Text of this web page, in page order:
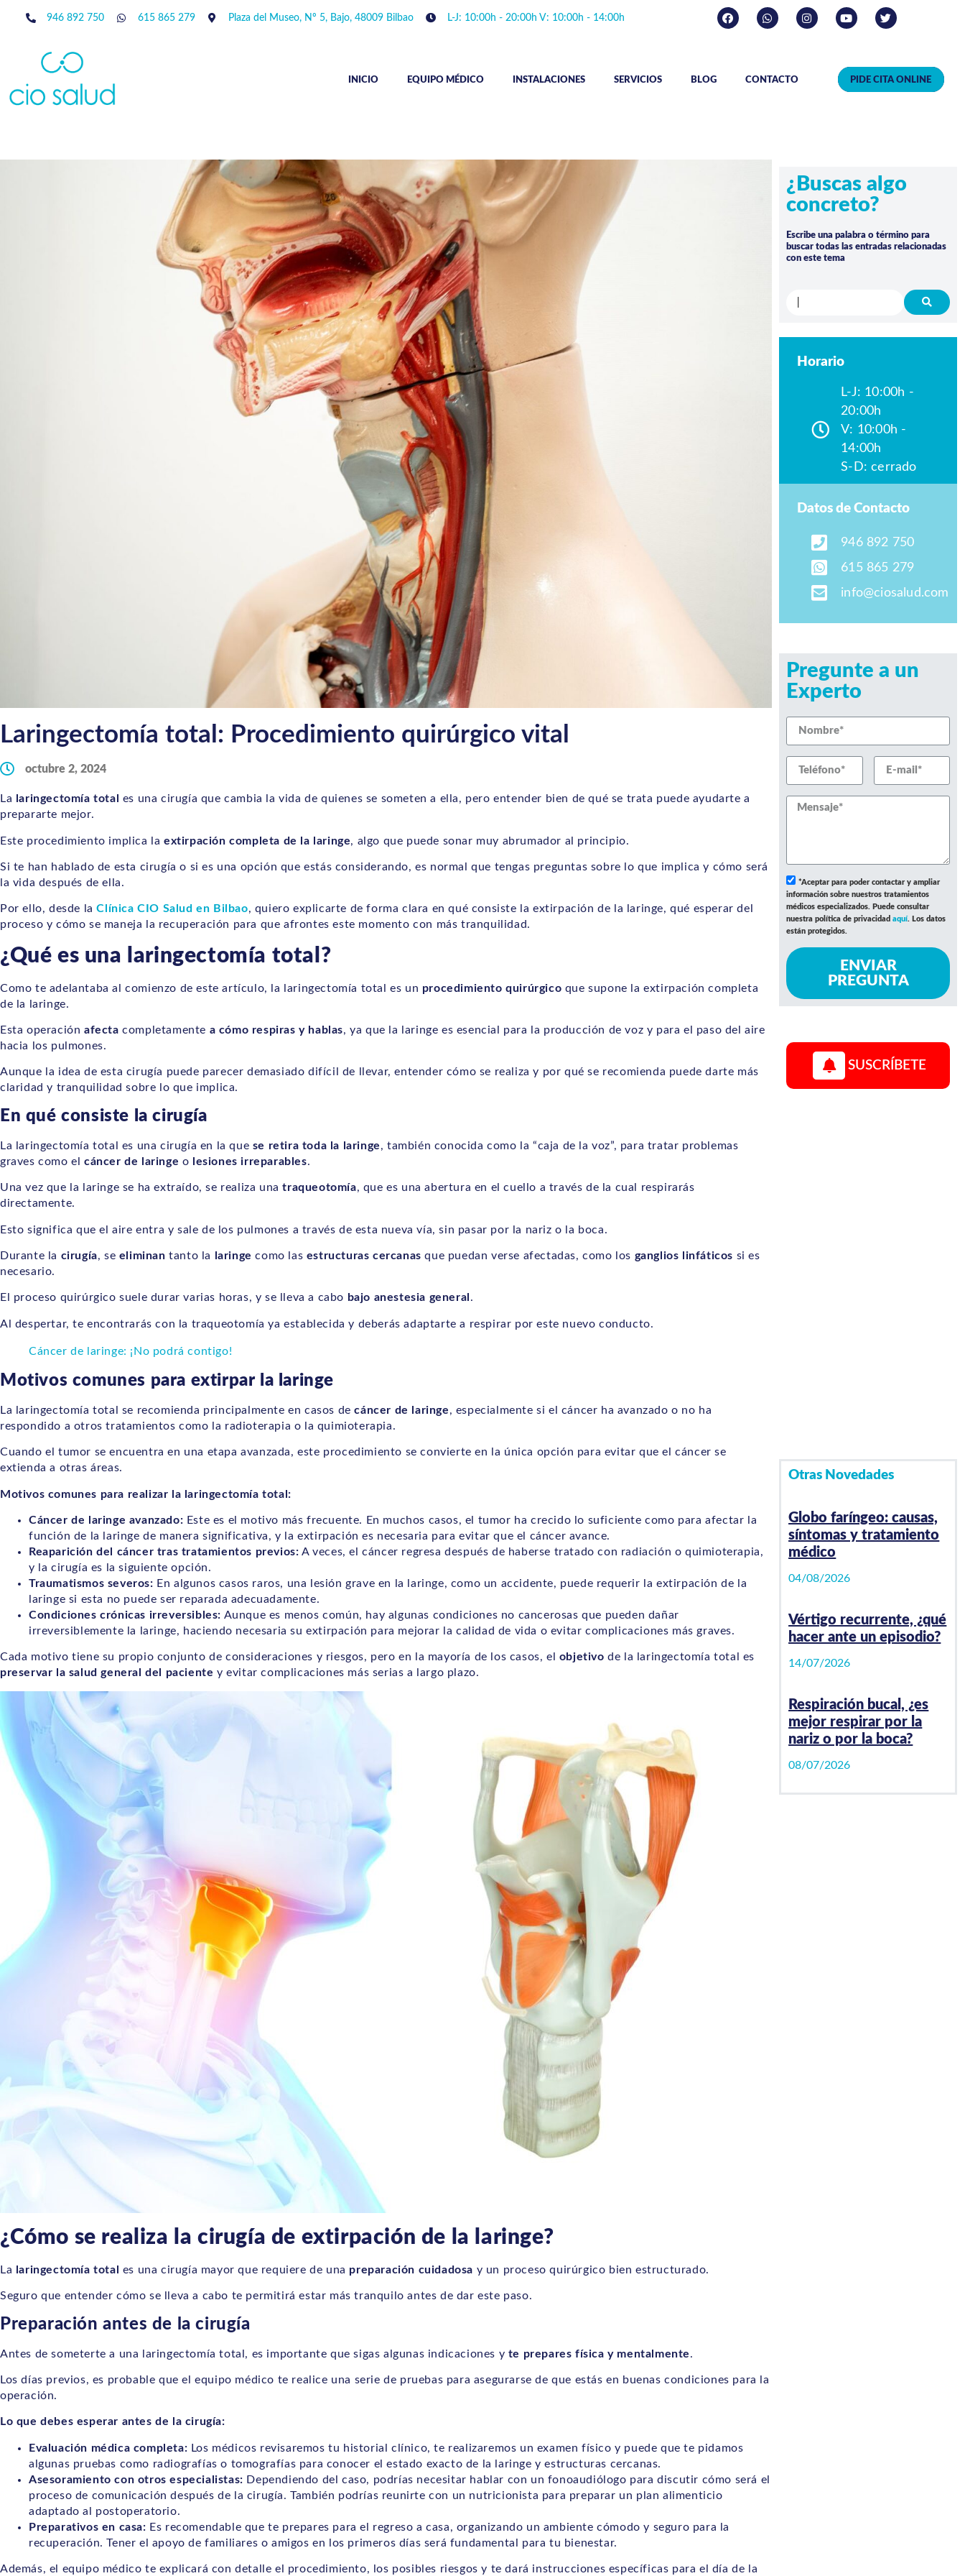
946 892 750 615 865 279 Plaza del Museo, Nº 5, Bajo, 48009 Bilbao L-J: 10:00h - 20:00h V: 10:00h - 14:00h
INICIO EQUIPO MÉDICO INSTALACIONES SERVICIOS BLOG CONTACTO PIDE CITA ONLINE
Laringectomía total: Procedimiento quirúrgico vital
octubre 2, 2024
La laringectomía total
es una cirugía que cambia la vida de quienes se someten a ella, pero entender bien de qué se trata puede ayudarte a
prepararte mejor.
Este procedimiento implica la extirpación completa de la laringe, algo que puede sonar muy abrumador al principio.
Si te han hablado de esta cirugía o si es una opción que estás considerando, es normal que tengas preguntas sobre lo que implica y cómo será
la vida después de ella.
Por ello, desde laClínica CIO Salud en Bilbao, quiero explicarte de forma clara en qué consiste la extirpación de la laringe, qué esperar del
proceso y cómo se maneja la recuperación para que afrontes este momento con más tranquilidad.
¿Qué es una laringectomía total?
Como te adelantaba al comienzo de este artículo, la laringectomía total es un procedimiento quirúrgico que supone la extirpación completa
de la laringe.
Esta operación afecta completamente a cómo respiras y hablas, ya que la laringe es esencial para la producción de voz y para el paso del aire
hacia los pulmones.
Aunque la idea de esta cirugía puede parecer demasiado difícil de llevar, entender cómo se realiza y por qué se recomienda puede darte más
claridad y tranquilidad sobre lo que implica.
En qué consiste la cirugía
La laringectomía total es una cirugía en la que se retira toda la laringe, también conocida como la “caja de la voz”, para tratar problemas
graves como el cáncer de laringe o lesiones irreparables.
Una vez que la laringe se ha extraído, se realiza unatraqueotomía, que es una abertura en el cuello a través de la cual respirarás
directamente.
Esto significa que el aire entra y sale de los pulmones a través de esta nueva vía, sin pasar por la nariz o la boca.
Durante la cirugía, se eliminan tanto la laringe como las estructuras cercanas que puedan verse afectadas, como los ganglios linfáticos si es
necesario.
El proceso quirúrgico suele durar varias horas, y se lleva a cabo bajo anestesia general .
Al despertar, te encontrarás con la traqueotomía ya establecida y deberás adaptarte a respirar por este nuevo conducto.
Cáncer de laringe: ¡No podrá contigo!
Motivos comunes para extirpar la laringe
La laringectomía total se recomienda principalmente en casos decáncer de laringe, especialmente si el cáncer ha avanzado o no ha
respondido a otros tratamientos como la radioterapia o la quimioterapia.
Cuando el tumor se encuentra en una etapa avanzada, este procedimiento se convierte en la única opción para evitar que el cáncer se
extienda a otras áreas.
Motivos comunes para realizar la laringectomía total:
Cáncer de laringe avanzado: Este es el motivo más frecuente. En muchos casos, el tumor ha crecido lo suficiente como para afectar la
función de la laringe de manera significativa, y la extirpación es necesaria para evitar que el cáncer avance.
Reaparición del cáncer tras tratamientos previos: A veces, el cáncer regresa después de haberse tratado con radiación o quimioterapia,
y la cirugía es la siguiente opción.
Traumatismos severos: En algunos casos raros, una lesión grave en la laringe, como un accidente, puede requerir la extirpación de la
laringe si esta no puede ser reparada adecuadamente.
Condiciones crónicas irreversibles: Aunque es menos común, hay algunas condiciones no cancerosas que pueden dañar
irreversiblemente la laringe, haciendo necesaria su extirpación para mejorar la calidad de vida o evitar complicaciones más graves.
Cada motivo tiene su propio conjunto de consideraciones y riesgos, pero en la mayoría de los casos, el objetivo de la laringectomía total es
preservar la salud general del paciente y evitar complicaciones más serias a largo plazo.
¿Cómo se realiza la cirugía de extirpación de la laringe?
La laringectomía total es una cirugía mayor que requiere de una preparación cuidadosa y un proceso quirúrgico bien estructurado.
Seguro que entender cómo se lleva a cabo te permitirá estar más tranquilo antes de dar este paso.
Preparación antes de la cirugía
Antes de someterte a una laringectomía total, es importante que sigas algunas indicaciones y te prepares física y mentalmente.
Los días previos, es probable que el equipo médico te realice una serie de pruebas para asegurarse de que estás en buenas condiciones para la
operación.
Lo que debes esperar antes de la cirugía:
Evaluación médica completa: Los médicos revisaremos tu historial clínico, te realizaremos un examen físico y puede que te pidamos
algunas pruebas como radiografías o tomografías para conocer el estado exacto de la laringe y estructuras cercanas.
Asesoramiento con otros especialistas: Dependiendo del caso, podrías necesitar hablar con un fonoaudiólogo para discutir cómo será el
proceso de comunicación después de la cirugía. También podrías reunirte con un nutricionista para preparar un plan alimenticio
adaptado al postoperatorio.
Preparativos en casa: Es recomendable que te prepares para el regreso a casa, organizando un ambiente cómodo y seguro para la
recuperación. Tener el apoyo de familiares o amigos en los primeros días será fundamental para tu bienestar.
Además, el equipo médico te explicará con detalle el procedimiento, los posibles riesgos y te dará instrucciones específicas para el día de la
¿Buscas algo
concreto?
Escribe una palabra o término para
buscar todas las entradas relacionadas
con este tema
Horario
L-J: 10:00h -
20:00h
V: 10:00h -
14:00h
S-D: cerrado
Datos de Contacto
946 892 750
615 865 279
info@ciosalud.com
Pregunte a un
Experto
*Aceptar para poder contactar y ampliar
información sobre nuestros tratamientos
médicos especializados. Puede consultar
nuestra política de privacidadaquí. Los datos
están protegidos.
ENVIAR
PREGUNTA
SUSCRÍBETE
Otras Novedades
Globo faríngeo: causas,
síntomas y tratamiento
médico
04/08/2026
Vértigo recurrente, ¿qué
hacer ante un episodio?
14/07/2026
Respiración bucal, ¿es
mejor respirar por la
nariz o por la boca?
08/07/2026